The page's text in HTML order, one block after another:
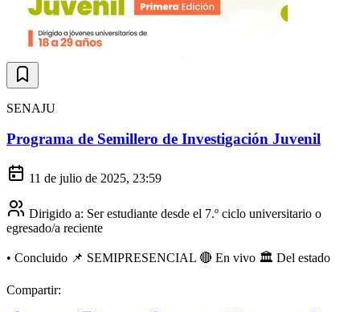
SENAJU
Programa de Semillero de Investigación Juvenil
11 de julio de 2025, 23:59
Dirigido a: Ser estudiante desde el 7.º ciclo universitario o
egresado/a reciente
• Concluido 📌 SEMIPRESENCIAL 🔴 En vivo 🏛️ Del estado
Compartir: